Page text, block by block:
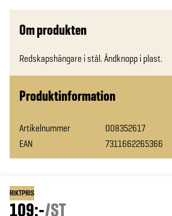
Om produkten
Redskapshängare i stål. Ändknopp i plast.
Produktinformation
Artikelnummer
008352617
EAN
7311662265366
RIKTPRIS
109:-/ST